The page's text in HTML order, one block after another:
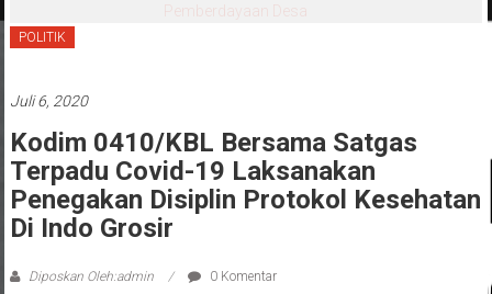
Tepat Sasaran
POLITIK
Juli 6, 2020
Kodim 0410/KBL Bersama Satgas
Terpadu Covid-19 Laksanakan
Penegakan Disiplin Protokol Kesehatan
Di Indo Grosir
Diposkan Oleh:admin 0 Komentar